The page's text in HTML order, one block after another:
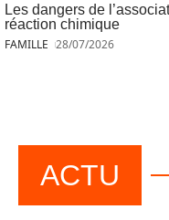
Les dangers de
réaction chimique
FAMILLE 28/07/2026
ACTU